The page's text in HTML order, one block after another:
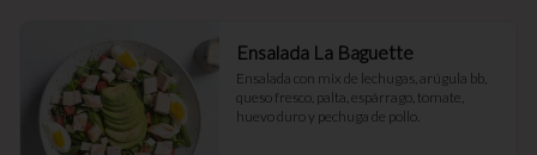
Ensalada La Baguette
Ensalada con mix de lechugas, arúgula bb,
queso fresco, palta, espárrago, tomate,
huevo duro y pechuga de pollo.